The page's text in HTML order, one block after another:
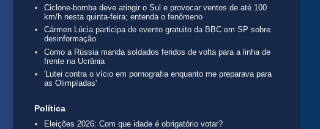
Ciclone-bomba deve atingir o Sul e provocar ventos de até 100
km/h nesta quinta-feira; entenda o fenômeno
Cármen Lúcia participa de evento gratuito da BBC em SP sobre
desinformação
Como a Rússia manda soldados feridos de volta para a linha de
frente na Ucrânia
'Lutei contra o vício em pornografia enquanto me preparava para
as Olimpíadas'
Política
Eleições 2026: Com que idade é obrigatório votar?